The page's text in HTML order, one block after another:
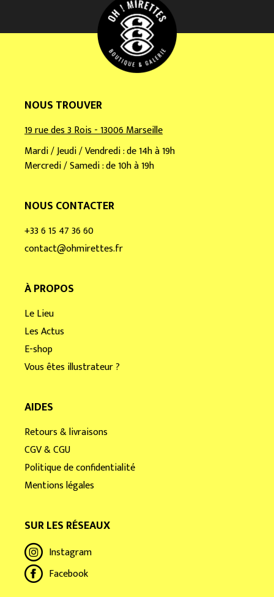
l
NOUS TROUVER
19 rue des 3 Rois - 13006 Marseille
Mardi / Jeudi / Vendredi : de 14h à 19h
Mercredi / Samedi : de 10h à 19h
NOUS CONTACTER
+33 6 15 47 36 60
contact@ohmirettes.fr
À PROPOS
Le Lieu
Les Actus
E-shop
Vous êtes illustrateur ?
AIDES
Retours & livraisons
CGV & CGU
Politique de confidentialité
Mentions légales
SUR LES RÉSEAUX
Instagram
Facebook